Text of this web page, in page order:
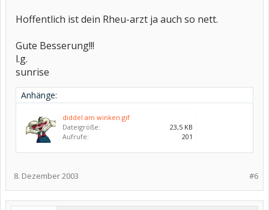
Hoffentlich ist dein Rheu-arzt ja auch so nett.
Gute Besserung!!!
l.g.
sunrise
Anhänge:
diddel am winken.gif
Dateigröße:
23,5 KB
Aufrufe:
201
#6
8. Dezember 2003